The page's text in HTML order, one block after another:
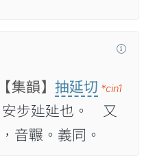
【集韻】 抽延切 *cin1
安步㢟㢟也。 又
，音囅。義同。